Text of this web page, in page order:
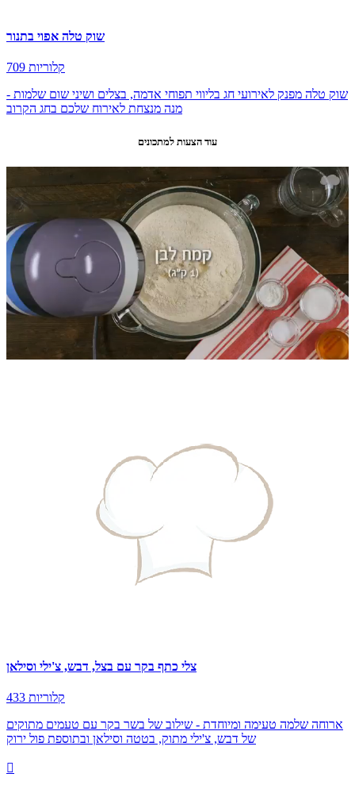
שוק טלה אפוי בתנור
709 קלוריות
שוק טלה מפנק לאירועי חג בליווי תפוחי אדמה, בצלים ושיני שום שלמות -
מנה מנצחת לאירוח שלכם בחג הקרוב
עוד הצעות למתכונים
צלי כתף בקר עם בצל, דבש, צ'ילי וסילאן
433 קלוריות
ארוחה שלמה טעימה ומיוחדת - שילוב של בשר בקר עם טעמים מתוקים
של דבש, צ'ילי מתוק, בטטה וסילאן ובתוספת פול ירוק
